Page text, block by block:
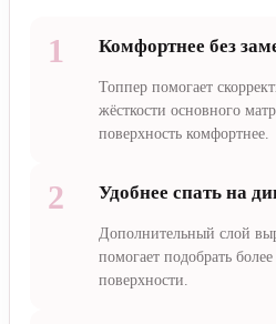
1 Комфортнее без
Топпер помогает
жёсткости основного
поверхность комфортнее.
2 Удобнее спать на
Дополнительный слой
помогает подобрать
поверхности.